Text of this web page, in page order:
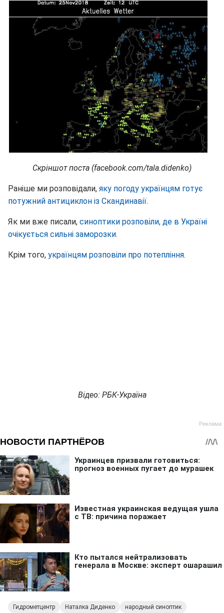
Скріншот поста (facebook.com/tala.didenko)
Раніше ми розповідали, яку погоду українцям готує
потужний антициклон із Скандинавії.
Як ми вже писали, синоптики розповіли, де в Україні
очікується сильні заморозки.
Крім того, українцям розповіли про потепління.
Відео: РБК-Україна
Гидрометцентр Наталка Диденко народный синоптик